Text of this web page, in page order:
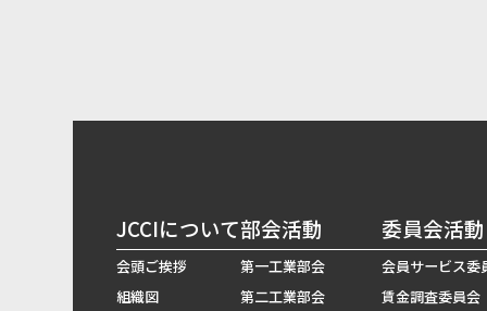
JCCIについて
会頭ご挨拶
組織図
部会活動
第一工業部会
第二工業部会
委員会活動
会員サービス委
賃金調査委員会